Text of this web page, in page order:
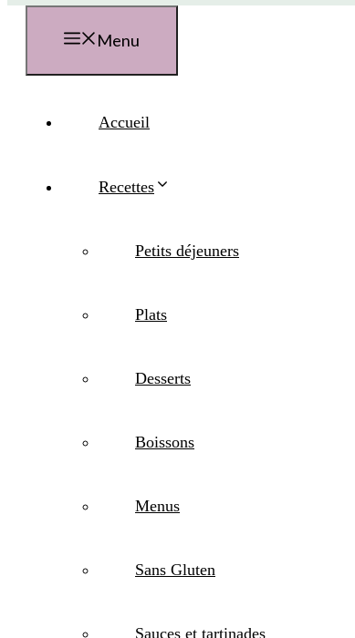
Menu
Accueil
Recettes
Petits déjeuners
Plats
Desserts
Boissons
Menus
Sans Gluten
Sauces et tartinades